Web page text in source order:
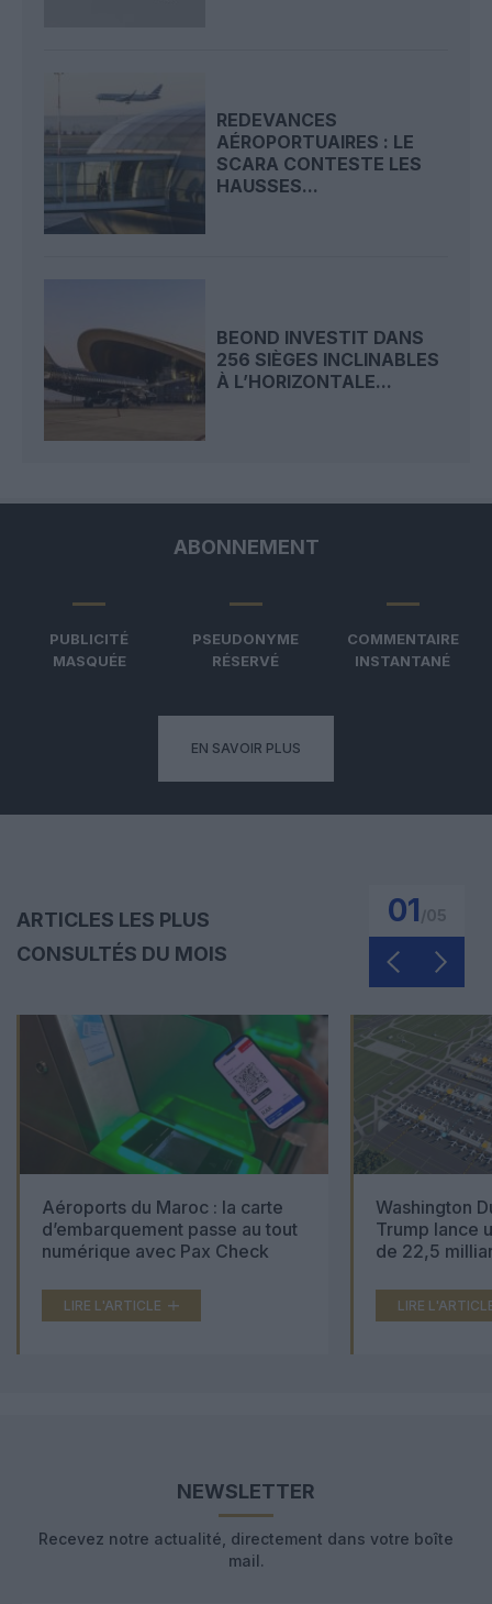
REDEVANCES
AÉROPORTUAIRES : LE
SCARA CONTESTE LES
HAUSSES...
BEOND INVESTIT DANS
256 SIÈGES INCLINABLES
À L’HORIZONTALE...
ABONNEMENT
PUBLICITÉ
MASQUÉE
PSEUDONYME
RÉSERVÉ
COMMENTAIRE
INSTANTANÉ
EN SAVOIR PLUS
ARTICLES LES PLUS
CONSULTÉS DU MOIS
01
Aéroports du Maroc : la carte
d’embarquement passe au tout
numérique avec Pax Check
LIRE L'ARTICLE
Washington
Trump lance
de 22,5
LIRE
NEWSLETTER
Recevez notre actualité, directement dans votre boîte
mail.